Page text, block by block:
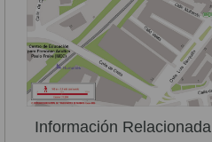
Información Relacionada